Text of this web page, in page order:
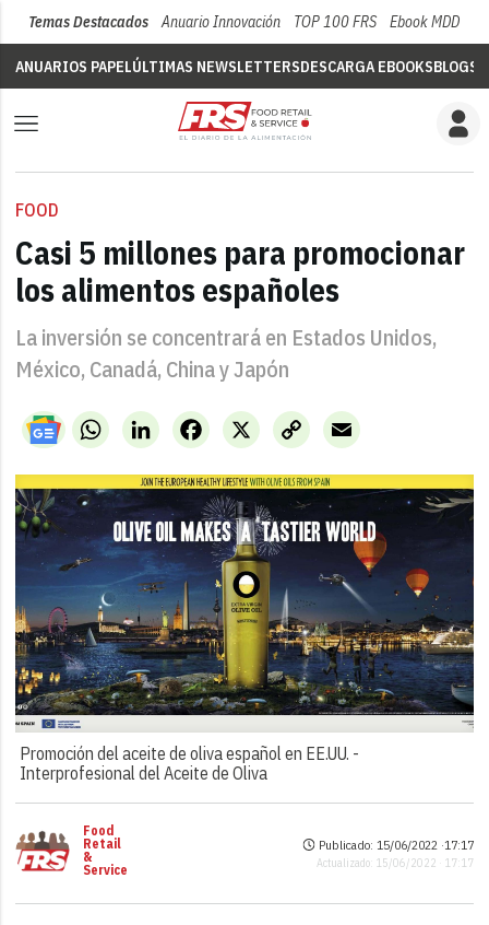
Temas Destacados Anuario Innovación TOP 100 FRS Ebook MDD
ANUARIOS PAPELÚLTIMAS NEWSLETTERSDESCARGA EBOOKSBLOGS
FOOD
Casi 5 millones para promocionar
los alimentos españoles
La inversión se concentrará en Estados Unidos,
México, Canadá, China y Japón
WhatsAppLinkedIn X
Facebook
Copy
Link
Email
Promoción del aceite de oliva español en EE.UU. -
Interprofesional del Aceite de Oliva
Food
Retail
&
Service
Publicado: 15/06/2022 ·17:17
Actualizado: 15/06/2022 · 17:17